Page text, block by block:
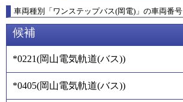
車両種別 「ワンステップバス(岡電) 」 の車両番号
候補
*0221(岡山電気軌道(バス))
*0405(岡山電気軌道(バス))